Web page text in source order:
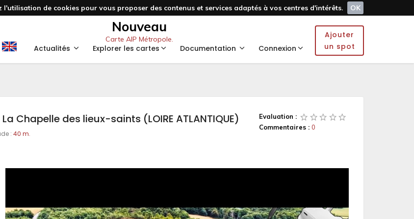
de cookies pour vous proposer des contenus et services adaptés à vos centres d'intérêts.
OK
Nouveau
Carte AIP Métropole.
Actualités Explorer les cartes Documentation Connexion
Ajouter
un spot
Evaluation :
Commentaires : 0
Chapelle des lieux-saints (LOIRE ATLANTIQUE)
: 40 m.